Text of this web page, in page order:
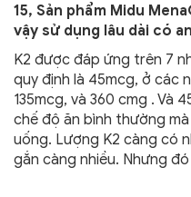
15, Sản phẩm Midu
vậy sử dụng lâu dài có
K2 được đáp ứng trên 7
quy định là 45mcg, ở các
135mcg, và 360 cmg . Và
chế độ ăn bình thường
uống. Lượng K2 càng có
gắn càng nhiều. Nhưng